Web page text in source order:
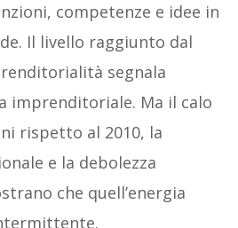
competenze e idee in
Il livello raggiunto dal
segnala
imprenditoriale. Ma il calo
rispetto al 2010, la
e la debolezza
che quell’energia